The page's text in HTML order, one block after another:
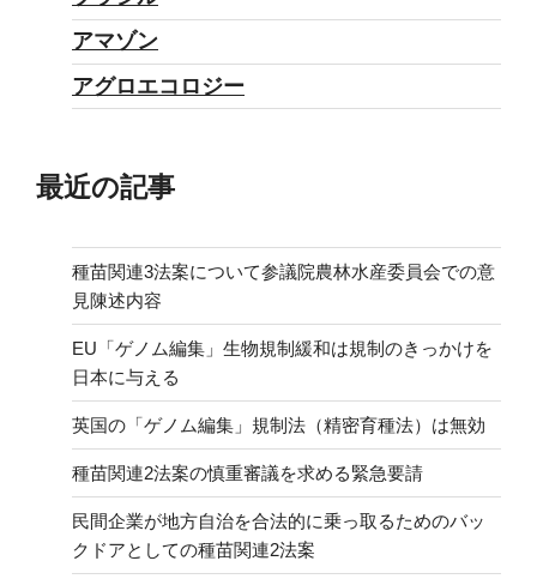
アマゾン
アグロエコロジー
最近の記事
種苗関連3法案について参議院農林水産委員会での意
見陳述内容
EU「ゲノム編集」生物規制緩和は規制のきっかけを
日本に与える
英国の「ゲノム編集」規制法（精密育種法）は無効
種苗関連2法案の慎重審議を求める緊急要請
民間企業が地方自治を合法的に乗っ取るためのバッ
クドアとしての種苗関連2法案